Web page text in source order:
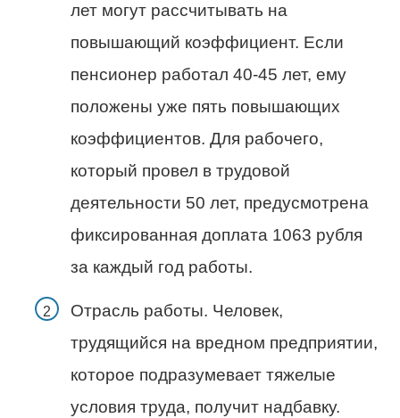
лет могут рассчитывать на
повышающий коэффициент. Если
пенсионер работал 40-45 лет, ему
положены уже пять повышающих
коэффициентов. Для рабочего,
который провел в трудовой
деятельности 50 лет, предусмотрена
фиксированная доплата 1063 рубля
за каждый год работы.
Отрасль работы. Человек,
трудящийся на вредном предприятии,
которое подразумевает тяжелые
условия труда, получит надбавку.